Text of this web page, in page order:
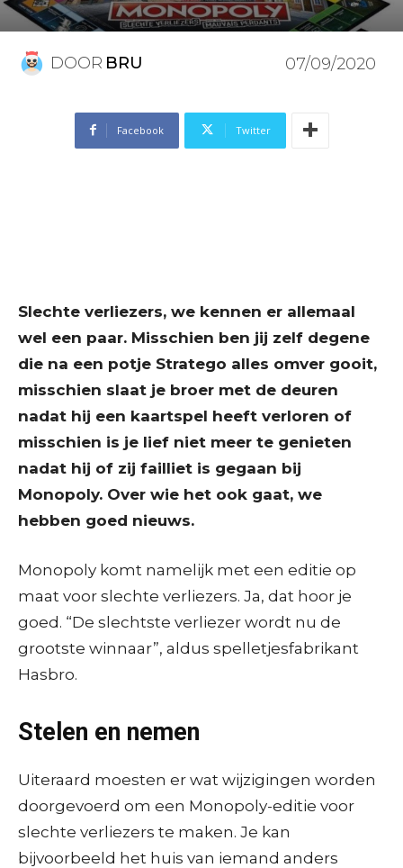
DOOR BRU 07/09/2020
Facebook Twitter
Slechte verliezers, we kennen er allemaal
wel een paar. Misschien ben jij zelf degene
die na een potje Stratego alles omver gooit,
misschien slaat je broer met de deuren
nadat hij een kaartspel heeft verloren of
misschien is je lief niet meer te genieten
nadat hij of zij failliet is gegaan bij
Monopoly. Over wie het ook gaat, we
hebben goed nieuws.
Monopoly komt namelijk met een editie op
maat voor slechte verliezers. Ja, dat hoor je
goed. “De slechtste verliezer wordt nu de
grootste winnaar”, aldus spelletjesfabrikant
Hasbro.
Stelen en nemen
Uiteraard moesten er wat wijzigingen worden
doorgevoerd om een Monopoly-editie voor
slechte verliezers te maken. Je kan
bijvoorbeeld het huis van iemand anders